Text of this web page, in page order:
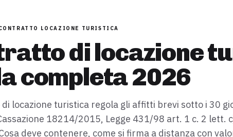
LOCAZIONE TURISTICA
di locazione
completa 2026
locazione turistica regola gli affitti brevi sotto i 30
18214/2015, Legge 431/98 art. 1 c. 2 lett.
deve contenere, come si firma a distanza con